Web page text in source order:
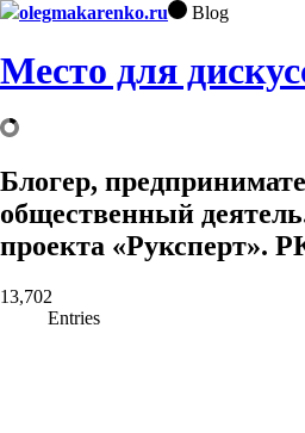
olegmakarenko.ru Blog
Место для
Блогер,
общественный
проекта «Руксперт».
13,702
Entries